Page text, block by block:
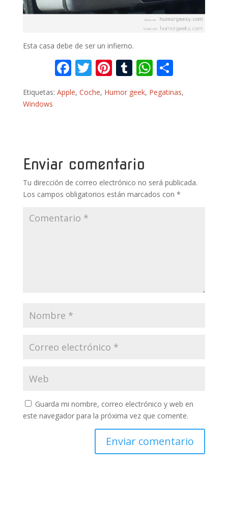
Esta casa debe de ser un infierno.
F
ac
e
k
T
w
itt
Pi
nt
er
T
u
m
W
h
at m
Etiquetas: Apple, Coche, Humor geek, Pegatinas,
Windows
Enviar comentario
Tu dirección de correo electrónico no será publicada.
Los campos obligatorios están marcados con *
Guarda mi nombre, correo electrónico y web en
este navegador para la próxima vez que comente.